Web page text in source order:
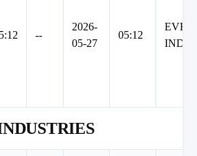
--
2026-
05-27
05:12